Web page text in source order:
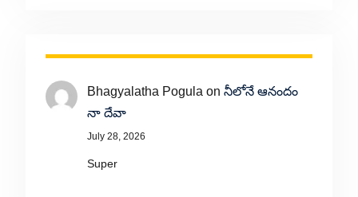
Bhagyalatha Pogula on నీలోనే ఆనందం
నా దేవా
July 28, 2026
Super